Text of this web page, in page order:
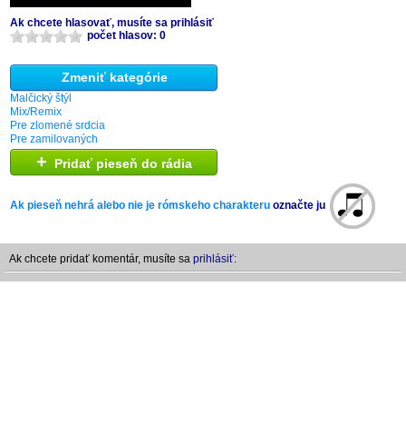
Ak chcete hlasovať, musíte sa prihlásiť
počet hlasov: 0
Zmeniť kategórie
Malčický štýl
Mix/Remix
Pre zlomené srdcia
Pre zamilovaných
+ Pridať pieseň do rádia
Ak pieseň nehrá alebo nie je rómskeho charakteru označte ju
Ak chcete pridať komentár, musíte sa prihlásiť: